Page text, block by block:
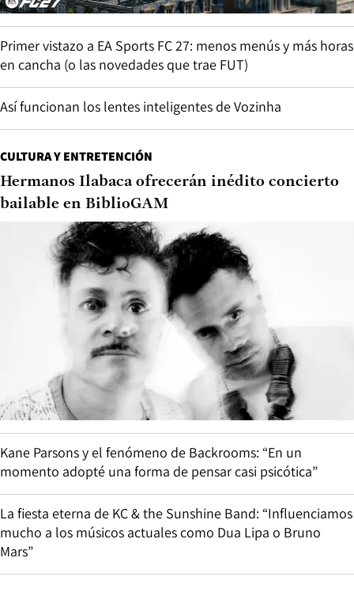
Primer vistazo a EA Sports FC 27: menos menús y más horas
en cancha (o las novedades que trae FUT)
Así funcionan los lentes inteligentes de Vozinha
CULTURA Y ENTRETENCIÓN
Hermanos Ilabaca ofrecerán inédito concierto
bailable en BiblioGAM
Kane Parsons y el fenómeno de Backrooms: “En un
momento adopté una forma de pensar casi psicótica”
La fiesta eterna de KC & the Sunshine Band: “Influenciamos
mucho a los músicos actuales como Dua Lipa o Bruno
Mars”